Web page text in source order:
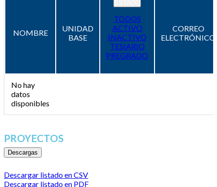
NOMBRE
UNIDAD
BASE
TODOS
ACTIVO
INACTIVO
TESIARIO
PREGRADO
CORREO
ELECTRÓNICO
No hay
datos
disponibles
PROYECTOS
Descargas
Descargar listado en CSV
Descargar listado en PDF